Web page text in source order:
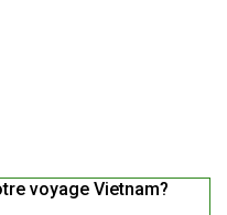
voyage Vietnam?